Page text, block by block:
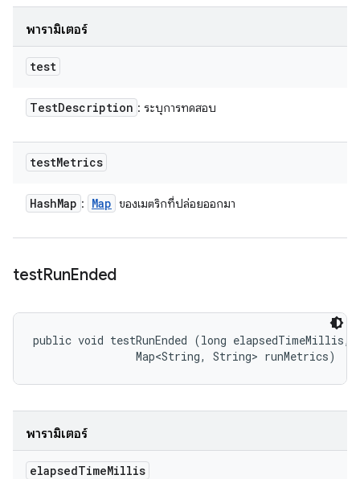
พารามิเตอร์
test
TestDescription : ระบุการทดสอบ
testMetrics
HashMap : Map ของเมตริกที่ปล่อยออกมา
testRunEnded
public void testRunEnded (long elapsedTimeMillis,
                Map<String, String> runMetrics)
พารามิเตอร์
elapsedTimeMillis